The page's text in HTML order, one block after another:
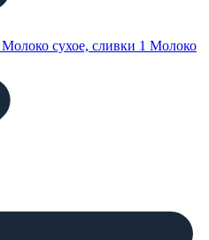
Молоко сухое, сливки 1 Молоко